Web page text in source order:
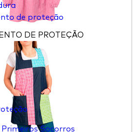
de proteção
DE PROTEÇÃO
Socorros